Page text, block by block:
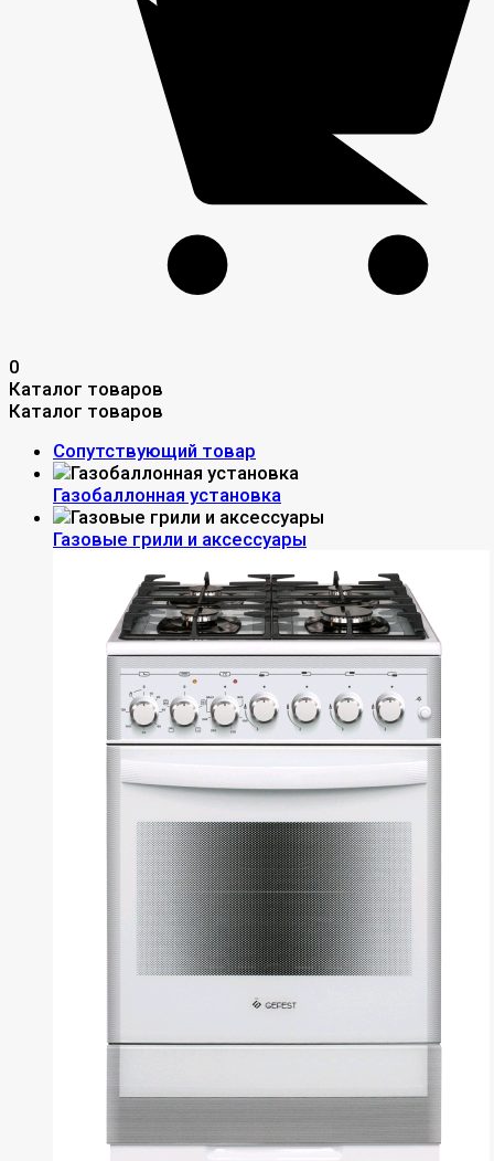
0
Каталог товаров
Каталог товаров
Сопутствующий товар
Газобаллонная установка
Газовые грили и аксессуары